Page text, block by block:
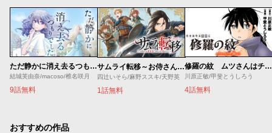
ただ静かに消え去るつもりでした
結城芙由奈/macoso/椎名咲月
9話無料
サムライ転移～お侍さんは異世界でもあんまり変わらない～
四辻いそら/麻野ススキ/天野英
1話無料
修羅の紋 ムツさんはチョー強い？！
川原正敏/甲斐とうしろう
4話無料
おすすめの作品